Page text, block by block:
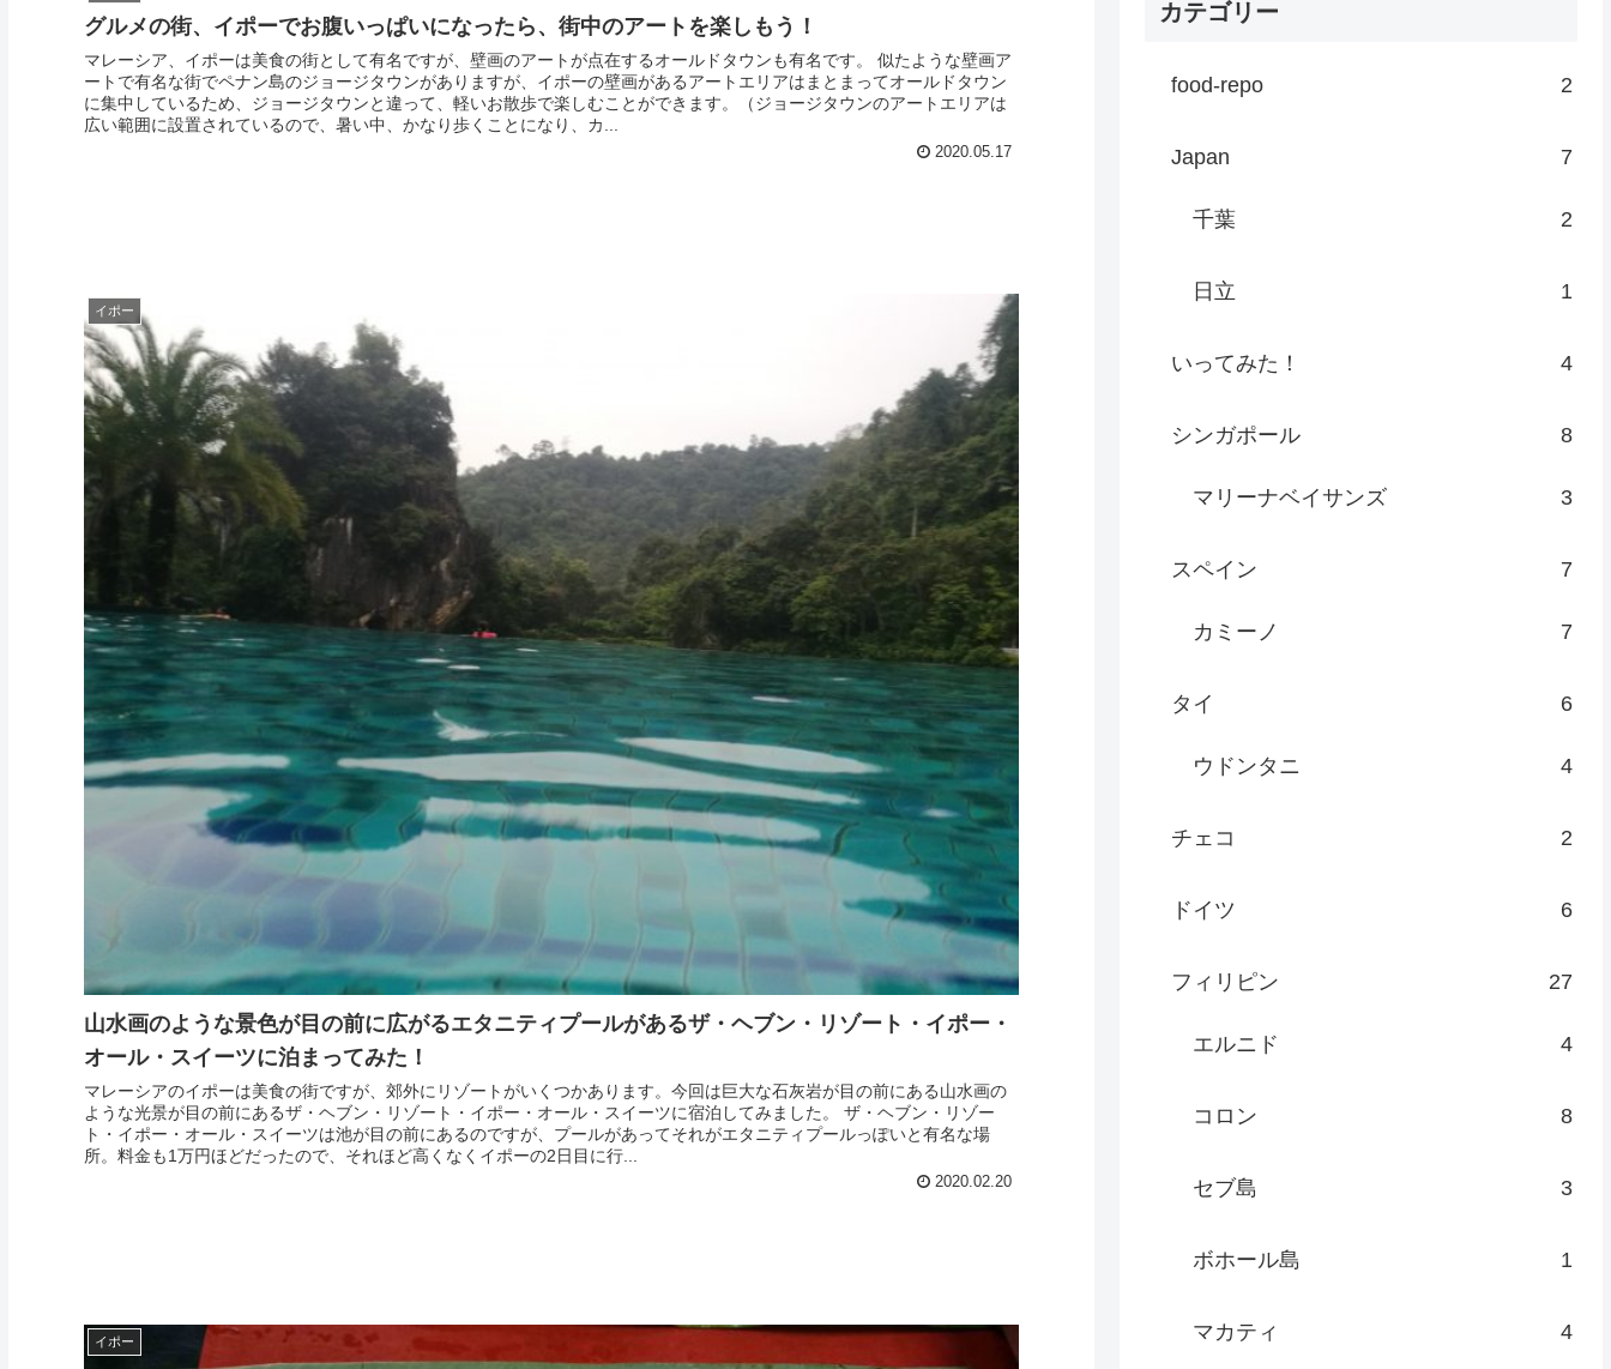
グルメの街、イポーでお腹いっぱいになったら、街中のアートを楽しもう！
マレーシア、イポーは美食の街として有名ですが、壁画のアートが点在するオールドタウンも有名です。 似たような壁画ア
ートで有名な街でペナン島のジョージタウンがありますが、イポーの壁画があるアートエリアはまとまってオールドタウン
に集中しているため、ジョージタウンと違って、軽いお散歩で楽しむことができます。（ジョージタウンのアートエリアは
広い範囲に設置されているので、暑い中、かなり歩くことになり、カ...
2020.05.17
イポー
山水画のような景色が目の前に広がるエタニティプールがあるザ・ヘブン・リゾート・イポー・
オール・スイーツに泊まってみた！
マレーシアのイポーは美食の街ですが、郊外にリゾートがいくつかあります。今回は巨大な石灰岩が目の前にある山水画の
ような光景が目の前にあるザ・ヘブン・リゾート・イポー・オール・スイーツに宿泊してみました。 ザ・ヘブン・リゾー
ト・イポー・オール・スイーツは池が目の前にあるのですが、プールがあってそれがエタニティプールっぽいと有名な場
所。料金も1万円ほどだったので、それほど高くなくイポーの2日目に行...
2020.02.20
イポー
カテゴリー
food-repo 2
Japan 7
千葉 2
日立 1
いってみた！ 4
シンガポール 8
マリーナベイサンズ 3
スペイン 7
カミーノ 7
タイ 6
ウドンタニ 4
チェコ 2
ドイツ 6
フィリピン 27
エルニド 4
コロン 8
セブ島 3
ボホール島 1
マカティ 4